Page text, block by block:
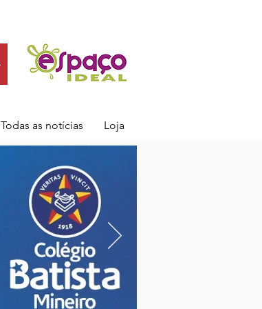
Todas as notícias Loja